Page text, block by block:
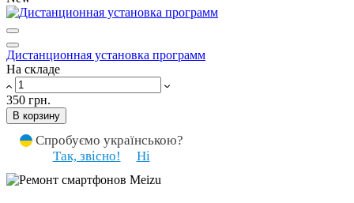
Дистанционная установка программ
На складе
350 грн.
В корзину
Спробуємо українською?
Так, звісно!
Ні